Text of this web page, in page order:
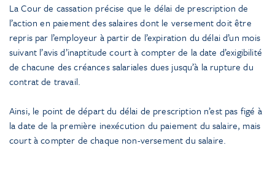
La Cour de cassation précise que le délai de prescription de
l’action en paiement des salaires dont le versement doit être
repris par l’employeur à partir de l’expiration du délai d’un mois
suivant l’avis d’inaptitude court à compter de la date d’exigibilité
de chacune des créances salariales dues jusqu’à la rupture du
contrat de travail.
Ainsi, le point de départ du délai de prescription n’est pas figé à
la date de la première inexécution du paiement du salaire, mais
court à compter de chaque non-versement du salaire.